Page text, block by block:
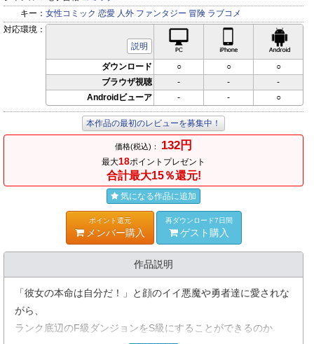
キー： 女性コミック 恋愛 人外 ファンタジー 冒険 ラブコメ
対応環境：
説明
iPhone対応
ダウンロード ○ ○
○
ブラウザ視聴
- -
-
Androidビューア
- - ○
本作品の最初のレビューを募集中！
価格(税込)： 132円
最大18ポイントプレゼント
合計最大15％還元!
気になる作品に追加
ポイント還元
メンバー購入
再ダウンロード7日間
ゲスト購入
作品説明
「彼女の本命は自分だ！」と顔のイイ悪魔や勇者達に愛されな
がら、
ランク底辺のF級ダンジョンをS級にすることができるのか